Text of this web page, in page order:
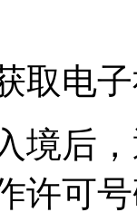
取电
境后
许可